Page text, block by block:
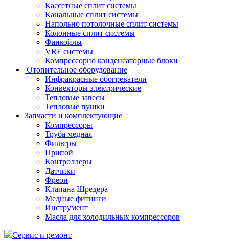
Кассетные сплит системы
Канальные сплит системы
Напольно потолочные сплит системы
Колонные сплит системы
Фанкойлы
VRF системы
Компрессорно конденсаторные блоки
Отопительное оборудование
Инфракрасные обогреватели
Конвекторы электрические
Тепловые завесы
Тепловые пушки
Запчасти и комплектующие
Компрессоры
Труба медная
Фильтры
Припой
Контроллеры
Датчики
Фреон
Клапана Шредера
Медные фитинги
Инструмент
Масла для холодильных компрессоров
Сервис и ремонт